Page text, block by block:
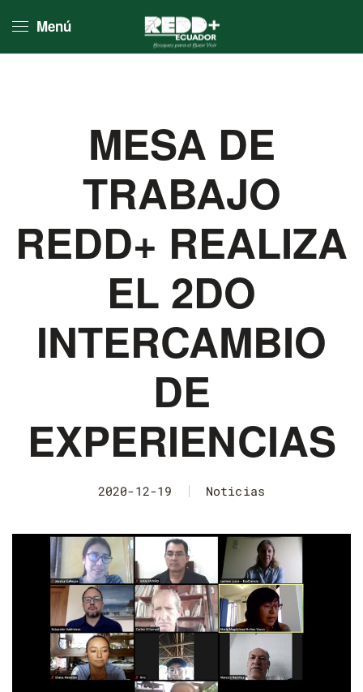
Skip to main content
Menú
MESA DE
TRABAJO
REDD+ REALIZA
EL 2DO
INTERCAMBIO
DE
EXPERIENCIAS
2020-12-19 Noticias